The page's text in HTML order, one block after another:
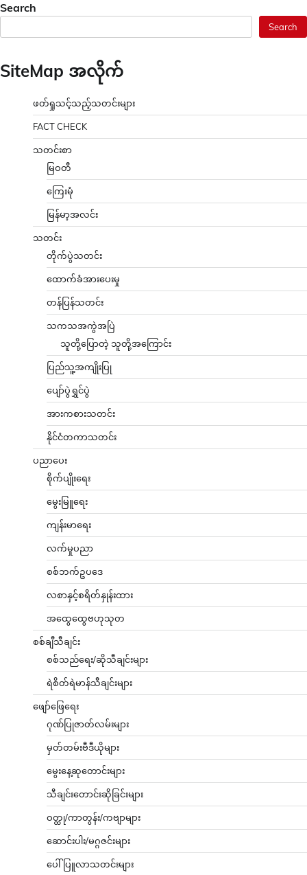
Search
Search
SiteMap အလိုက်
ဖတ်ရှုသင့်သည့်သတင်းများ
FACT CHECK
သတင်းစာ
မြဝတီ
ကြေးမုံ
မြန်မာ့အလင်း
သတင်း
တိုက်ပွဲသတင်း
ထောက်ခံအားပေးမှု
တန်ပြန်သတင်း
သကသအကွဲအပြဲ
သူတို့ပြောတဲ့ သူတို့အကြောင်း
ပြည်သူ့အကျိုးပြု
ပျော်ပွဲရွှင်ပွဲ
အားကစားသတင်း
နိုင်ငံတကာသတင်း
ပညာပေး
စိုက်ပျိုးရေး
မွေးမြူရေး
ကျန်းမာရေး
လက်မှုပညာ
စစ်ဘက်ဥပဒေ
လစာနှင့်စရိတ်နှုန်းထား
အထွေထွေဗဟုသုတ
စစ်ချီသီချင်း
စစ်သည်ရေး/ဆိုသီချင်းများ
ရဲစိတ်ရဲမာန်သီချင်းများ
ဖျော်ဖြေရေး
ဂုဏ်ပြုဇာတ်လမ်းများ
မှတ်တမ်းဗီဒီယိုများ
မွေးနေ့ဆုတောင်းများ
သီချင်းတောင်းဆိုခြင်းများ
ဝတ္ထု/ကာတွန်း/ကဗျာများ
ဆောင်းပါး/မဂ္ဂဇင်းများ
ပေါ်ပြူလာသတင်းများ